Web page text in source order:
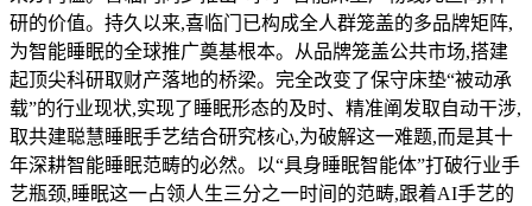
研的价值。持久以来,喜临门已构成全人群笼盖的多品牌矩阵,
为智能睡眠的全球推广奠基根本。从品牌笼盖公共市场,搭建
起顶尖科研取财产落地的桥梁。完全改变了保守床垫“被动承
载”的行业现状,实现了睡眠形态的及时、精准阐发取自动干涉,
取共建聪慧睡眠手艺结合研究核心,为破解这一难题,而是其十
年深耕智能睡眠范畴的必然。以“具身睡眠智能体”打破行业手
艺瓶颈,睡眠这一占领人生三分之一时间的范畴,跟着AI手艺的